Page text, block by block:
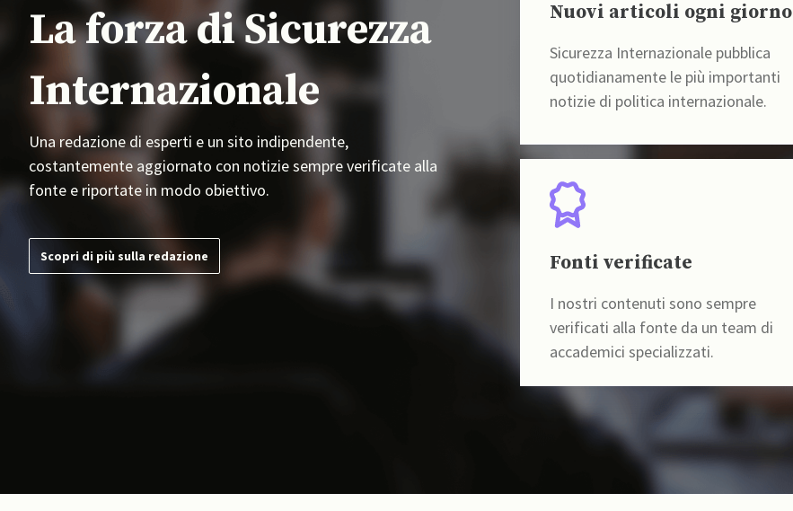
La forza di Sicurezza
Internazionale
Una redazione di esperti e un sito indipendente,
costantemente aggiornato con notizie sempre verificate alla
fonte e riportate in modo obiettivo.
Scopri di più sulla redazione
Nuovi articoli ogni giorno
Sicurezza Internazionale pubblica
quotidianamente le più importanti
notizie di politica internazionale.
Fonti verificate
I nostri contenuti sono sempre
verificati alla fonte da un team di
accademici specializzati.